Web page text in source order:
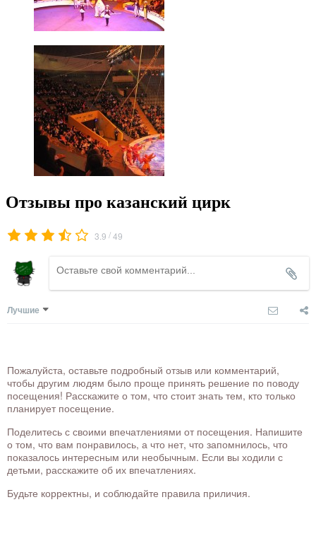
Отзывы про казанский цирк
3.9 /49
Лучшие
Пожалуйста, оставьте подробный отзыв или комментарий,
чтобы другим людям было проще принять решение по поводу
посещения! Расскажите о том, что стоит знать тем, кто только
планирует посещение.
Поделитесь с своими впечатлениями от посещения. Напишите
о том, что вам понравилось, а что нет, что запомнилось, что
показалось интересным или необычным. Если вы ходили с
детьми, расскажите об их впечатлениях.
Будьте корректны, и соблюдайте правила приличия.